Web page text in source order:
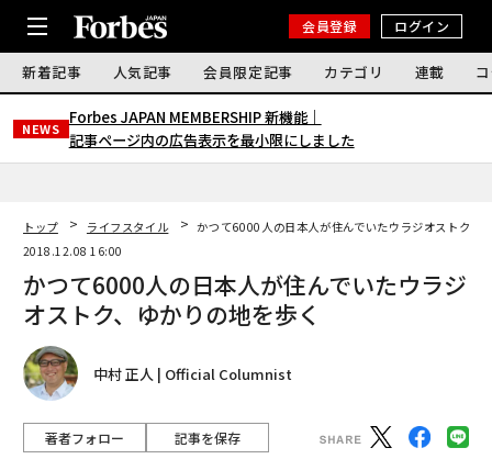
会員登録 ログイン
新着記事 人気記事 会員限定記事 カテゴリ 連載
NEWS
Forbes JAPAN MEMBERSHIP 新機能｜
記事ページ内の広告表示を最小限にしました
トップ ライフスタイル
かつて6000人の日本人が住んでいたウラジオストク、
2018.12.08 16:00
かつて6000人の日本人が住んでいたウラジ
オストク、ゆかりの地を歩く
中村 正人 | Official Columnist
著者フォロー 記事を保存